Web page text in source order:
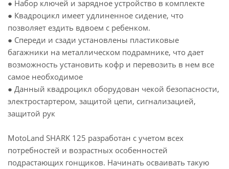
● Набор ключей и зарядное устройство в комплекте
● Квадроцикл имеет удлиненное сидение, что
позволяет ездить вдвоем с ребенком.
● Спереди и сзади установлены пластиковые
багажники на металлическом подрамнике, что дает
возможность установить кофр и перевозить в нем все
самое необходимое
● Данный квадроцикл оборудован чекой безопасности,
электростартером, защитой цепи, сигнализацией,
защитой рук
MotoLand SHARK 125 разработан с учетом всех
потребностей и возрастных особенностей
подрастающих гонщиков. Начинать осваивать такую